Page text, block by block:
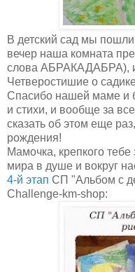
В детский сад мы
вечер наша комната
слова АБРАКАДАБРА),
Четверостишие о
Спасибо нашей маме и
и стихи, и вообще за
сказать об этом еще
рождения!
Мамочка, крепкого тебе
мира в душе и вокруг
4-й этап СП "Альбом с
Challenge-km-shop: